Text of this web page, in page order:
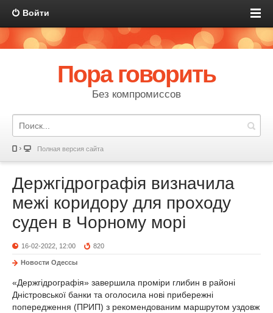
Войти
Пора говорить
Без компромиссов
Полная версия сайта
Держгідрографія визначила
межі коридору для проходу
суден в Чорному морі
16-02-2022, 12:00 820
Новости Одессы
«Держгідрографія» завершила проміри глибин в районі
Дністровської банки та оголосила нові прибережні
попередження (ПРИП) з рекомендованим маршрутом уздовж